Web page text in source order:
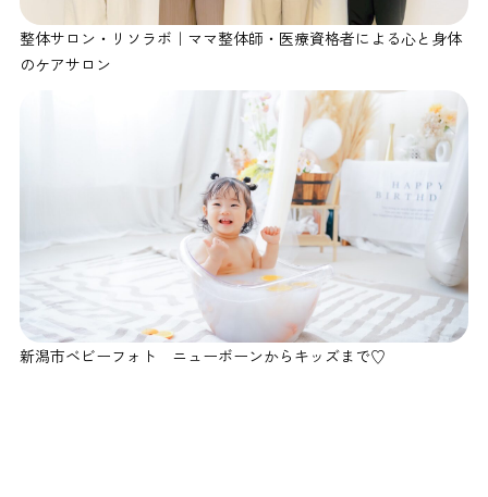
整体サロン・リソラボ｜ママ整体師・医療資格者による心と身体
のケアサロン
新潟市ベビーフォト ニューボーンからキッズまで♡